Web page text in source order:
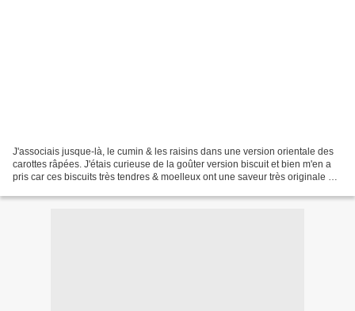
J'associais jusque-là, le cumin & les raisins dans une version orientale des
carottes râpées. J'étais curieuse de la goûter version biscuit et bien m'en a
pris car ces biscuits très tendres & moelleux ont une saveur très originale &